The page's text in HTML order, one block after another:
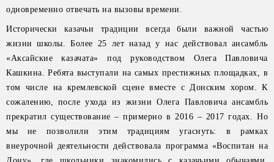
одновременно отвечать на вызовы времени.
Исторически казачьи традиции всегда были важной частью
жизни школы. Более 25 лет назад у нас действовал ансамбль
«Аксайские казачата» под руководством Олега Павловича
Кашкина. Ребята выступали на самых престижных площадках, в
том числе на кремлевской сцене вместе с Донским хором. К
сожалению, после ухода из жизни Олега Павловича ансамбль
прекратил существование – примерно в 2016 – 2017 годах. Но
мы не позволили этим традициям угаснуть: в рамках
внеурочной деятельности действовала программа «Воспитан на